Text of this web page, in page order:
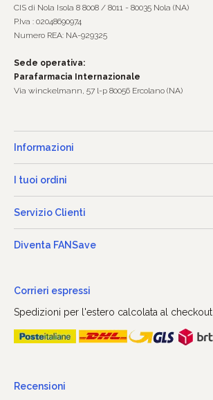
CIS di Nola Isola 8 8008 / 8011 - 80035 Nola (NA)
P.Iva : 02048690974
Numero REA: NA-929325
Sede operativa:
Parafarmacia Internazionale
Via winckelmann, 57 l-p 80056 Ercolano (NA)
Informazioni
I tuoi ordini
Servizio Clienti
Diventa FANSave
Corrieri espressi
Spedizioni per l'estero calcolata al checkout
Recensioni